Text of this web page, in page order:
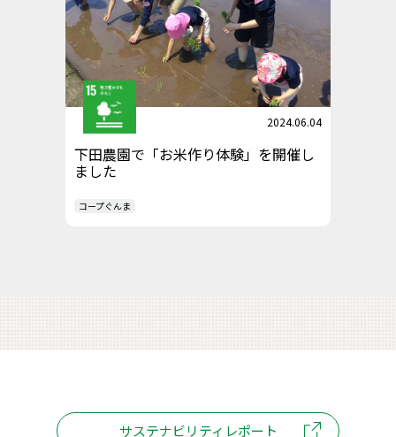
2024.06.04
下田農園で「お米作り体験」を開催し
ました
コープぐんま
サステナビリティレポート